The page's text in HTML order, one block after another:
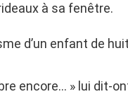
à sa fenêtre.
d’un enfant de
encore… » lui dit-